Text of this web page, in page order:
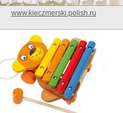
www.kieczmerski.polish.ru